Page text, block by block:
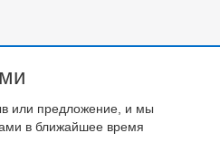
или предложение, и мы
в ближайшее время